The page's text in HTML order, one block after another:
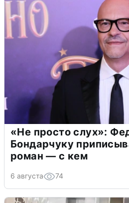
«Не просто слух»:
Бондарчуку
роман — с кем
6 августа 74